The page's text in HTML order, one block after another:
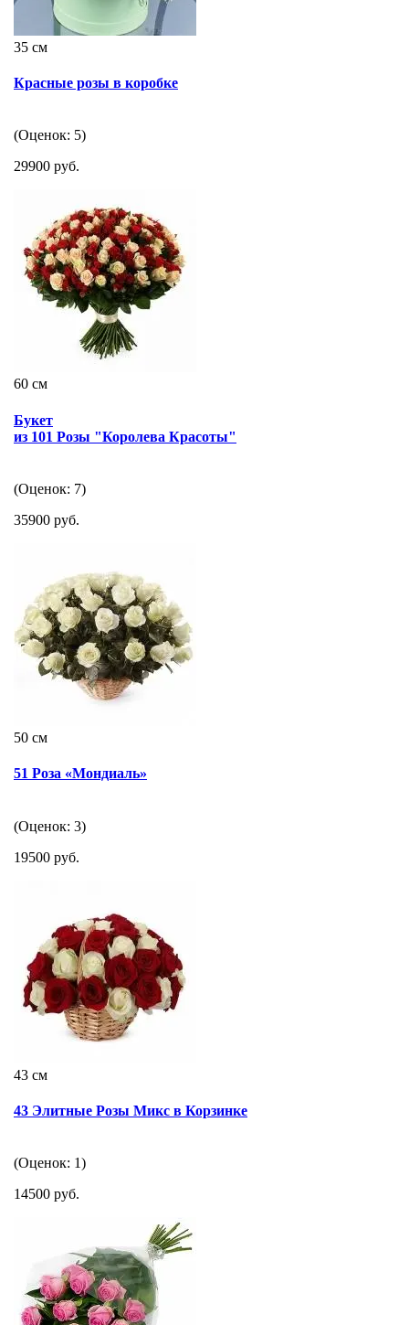
35 см
Красные розы в коробке
(Оценок: 5)
29900 руб.
60 см
Букет
из 101 Розы "Королева Красоты"
(Оценок: 7)
35900 руб.
50 см
51 Роза «Мондиаль»
(Оценок: 3)
19500 руб.
43 см
43 Элитные Розы Микс в Корзинке
(Оценок: 1)
14500 руб.